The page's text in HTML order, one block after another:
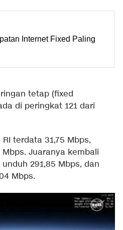
Internet Fixed Paling
tetap (fixed
di peringkat 121 dari
terdata 31,75 Mbps,
Juaranya kembali
291,85 Mbps, dan
Mbps.